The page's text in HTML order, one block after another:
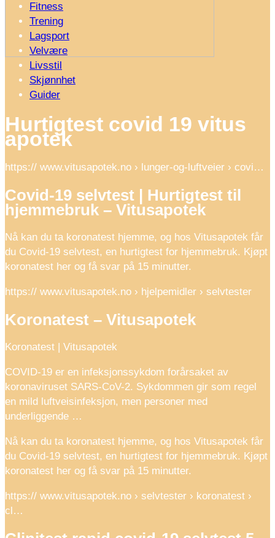
Fitness
Trening
Lagsport
Velvære
Livsstil
Skjønnhet
Guider
Hurtigtest covid 19 vitus
apotek
https:// www.vitusapotek.no › lunger-og-luftveier › covi…
Covid-19 selvtest | Hurtigtest til
hjemmebruk – Vitusapotek
Nå kan du ta koronatest hjemme, og hos Vitusapotek får
du Covid-19 selvtest, en hurtigtest for hjemmebruk. Kjøpt
koronatest her og få svar på 15 minutter.
https:// www.vitusapotek.no › hjelpemidler › selvtester
Koronatest – Vitusapotek
Koronatest | Vitusapotek
COVID-19 er en infeksjonssykdom forårsaket av
koronaviruset SARS-CoV-2. Sykdommen gir som regel
en mild luftveisinfeksjon, men personer med
underliggende …
Nå kan du ta koronatest hjemme, og hos Vitusapotek får
du Covid-19 selvtest, en hurtigtest for hjemmebruk. Kjøpt
koronatest her og få svar på 15 minutter.
https:// www.vitusapotek.no › selvtester › koronatest ›
cl…